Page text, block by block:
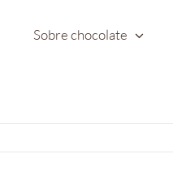
Sobre chocolate